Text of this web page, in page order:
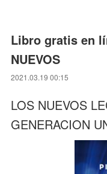
Libro gratis en
NUEVOS
2021.03.19 00:15
LOS NUEVOS
GENERACION